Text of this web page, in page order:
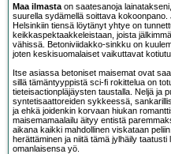
Maa ilmasta on saatesanoja
suurella sydämellä soittava
Helsinkiin tiensä löytänyt yhtye on
keikkaspektaakkeleistaan, joista
vähissä. Betoniviidakko-sinkku on
joten keskisuomalaiset vaikuttavat
Itse asiassa betoniset maisemat ovat
sillä tämäntyyppistä sci-fi rokittelua on
tieteisactionpläjäysten taustalla. Neljä ja
syntetisaattoreiden sykkeessä,
ja ehkä joidenkin korvaan hiukan
maisemamaalailu äityy entistä
aikana kaikki mahdollinen viskataan
herättäminen ja niitä tämä jylhäily
omanlaisensa yö.